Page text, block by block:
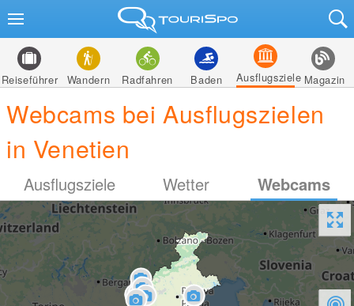
Reiseführer Wandern Radfahren Baden Ausflugsziele Magazin
Webcams bei Ausflugszielen
in Venetien
Ausflugsziele Wetter Webcams